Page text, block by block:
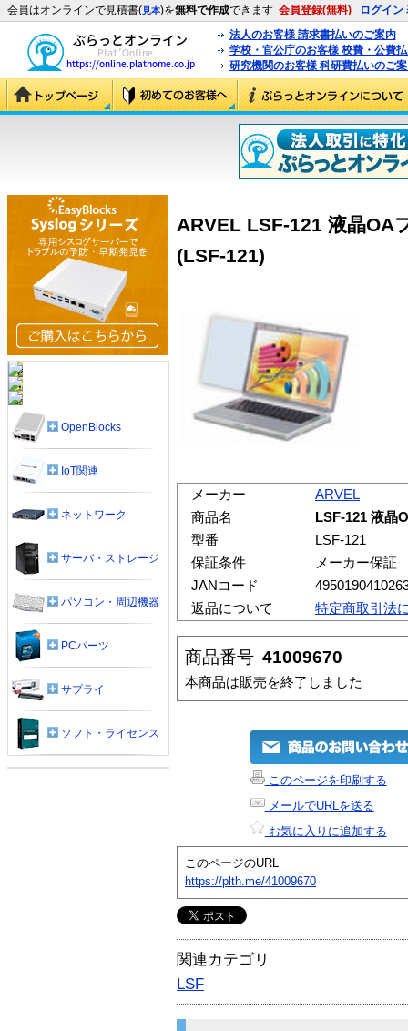
会員はオンラインで見積書(見本)を無料で作成できます 会員登録(無料) ログイン
法人のお客様 請求書払いのご案内
学校・官公庁のお客様 校費・公費
研究機関のお客様 科研費払いのご
ARVEL LSF-121 液晶OA
(LSF-121)
メーカー
ARVEL
商品名
LSF-121 液晶
型番
LSF-121
保証条件
メーカー保証
JANコード
返品について
特定商取引法
商品番号 41009670
本商品は販売を終了しました
このページを印刷する
メールでURLを送る
お気に入りに追加する
このページのURL
https://plth.me/41009670
関連カテゴリ
LSF
OpenBlocks
IoT関連
ネットワーク
サーバ・ストレージ
パソコン・周辺機器
PCパーツ
サプライ
ソフト・ライセンス